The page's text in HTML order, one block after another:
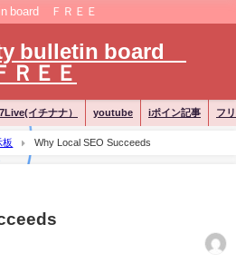
board ＦＲＥＥ
bulletin board
ＲＥＥ
イチナナ） youtube iポイン記事 フ
板 Why Local SEO Succeeds